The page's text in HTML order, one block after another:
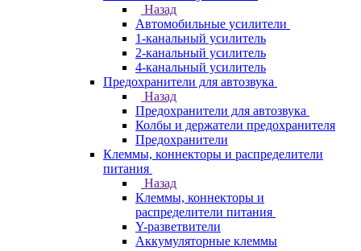
Назад
Автомобильные усилители
1-канальный усилитель
2-канальный усилитель
4-канальный усилитель
Предохранители для автозвука
Назад
Предохранители для автозвука
Колбы и держатели предохранителя
Предохранители
Клеммы, коннекторы и распределители
питания
Назад
Клеммы, коннекторы и
распределители питания
Y-разветвители
Аккумуляторные клеммы